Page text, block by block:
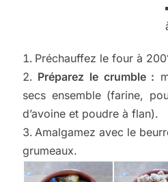
Préchauffez le four à
Préparez le crumble :
secs ensemble (farine,
d’avoine et poudre à flan).
Amalgamez avec le
grumeaux.